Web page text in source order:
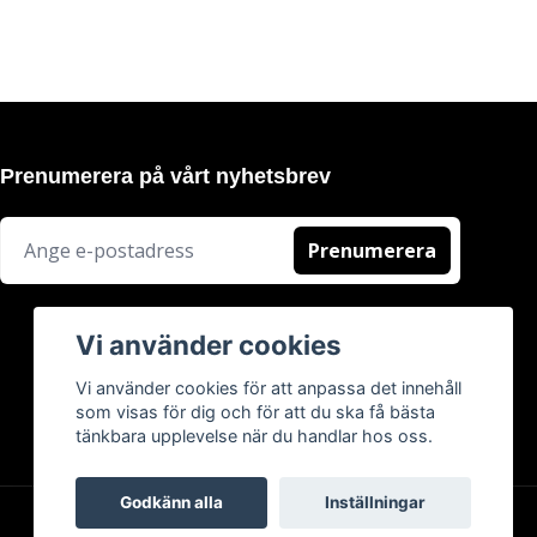
Prenumerera på vårt nyhetsbrev
Prenumerera
Vi använder cookies
Vi använder cookies för att anpassa det innehåll
som visas för dig och för att du ska få bästa
tänkbara upplevelse när du handlar hos oss.
Godkänn alla Inställningar